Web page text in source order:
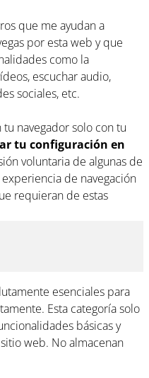
que me ayudan a
por esta web y que
como la
escuchar audio,
sociales, etc.
tu navegador solo con tu
tu configuración en
voluntaria de algunas de
de navegación
requieran de estas
esenciales para
Esta categoría solo
básicas y
web. No almacenan